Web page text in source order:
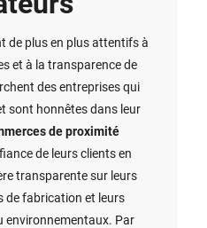
de plus en plus attentifs à
et à la transparence de
des entreprises qui
sont honnêtes dans leur
de proximité
de leurs clients en
transparente sur leurs
de fabrication et leurs
environnementaux. Par